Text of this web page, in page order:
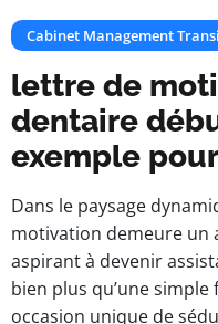
Cabinet Management
lettre de
dentaire
exemple
Dans le paysage
motivation demeure
aspirant à devenir
bien plus qu’une
occasion unique de